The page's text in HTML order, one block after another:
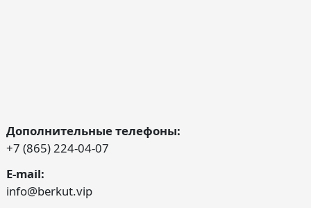
Дополнительные телефоны:
+7 (865) 224-04-07
E-mail:
info@berkut.vip